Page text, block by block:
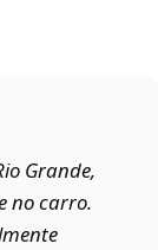
Grande,
no carro.